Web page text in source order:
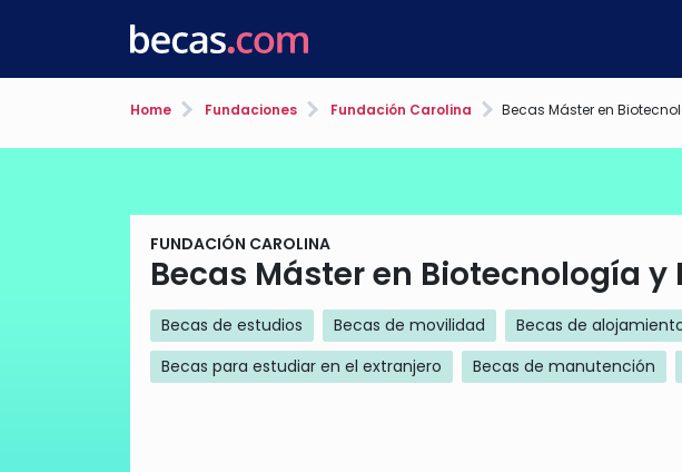
Home Fundaciones Fundación Carolina Becas Máster en
FUNDACIÓN CAROLINA
Becas Máster en Biotecnología y
Becas de estudios Becas de movilidad Becas de
Becas para estudiar en el extranjero
Becas de manutención